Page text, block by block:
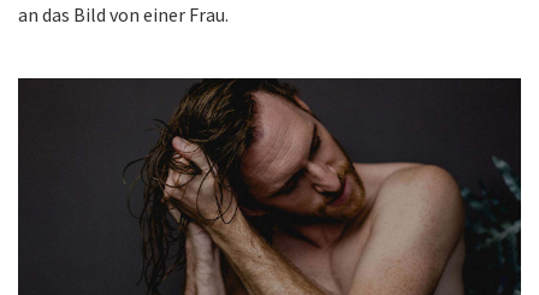
an das Bild von einer Frau.